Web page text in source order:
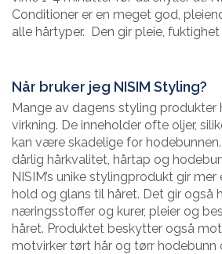
Conditioner er en meget god,
alle hårtyper. Den gir pleie,
Når bruker jeg NISIM Styling?
Mange av dagens styling produkter
virkning. De inneholder ofte oljer,
kan være skadelige for
dårlig hårkvalitet, hårtap og
NISIM’s unike stylingprodukt gir
hold og glans til håret. Det gir også
næringsstoffer og kurer, pleier og
håret. Produktet beskytter også mot
motvirker tørt hår og tørr hodebunn